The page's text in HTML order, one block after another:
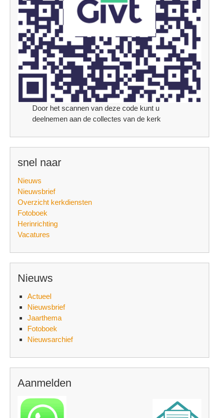
Door het scannen van deze code kunt u
deelnemen aan de collectes van de kerk
snel naar
Nieuws
Nieuwsbrief
Overzicht kerkdiensten
Fotoboek
Herinrichting
Vacatures
Nieuws
Actueel
Nieuwsbrief
Jaarthema
Fotoboek
Nieuwsarchief
Aanmelden